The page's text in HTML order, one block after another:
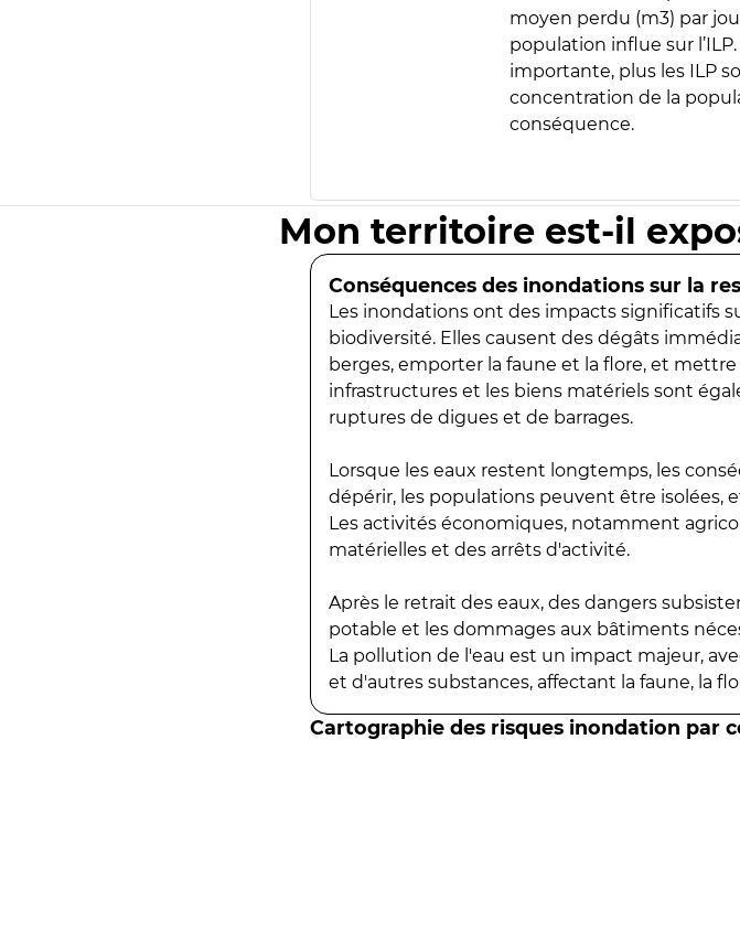
moyen perdu (m3) par
population influe sur
importante, plus les ILP
concentration de la
conséquence.
Mon territoire est-il
Conséquences des inondations sur la
Les inondations ont des impacts significatifs
biodiversité. Elles causent des dégâts
berges, emporter la faune et la flore, et
infrastructures et les biens matériels sont
ruptures de digues et de barrages.
Lorsque les eaux restent longtemps, les
dépérir, les populations peuvent être isolées,
Les activités économiques, notamment
matérielles et des arrêts d'activité.
Après le retrait des eaux, des dangers
potable et les dommages aux bâtiments
La pollution de l'eau est un impact majeur,
et d'autres substances, affectant la faune, la
Cartographie des risques inondation par